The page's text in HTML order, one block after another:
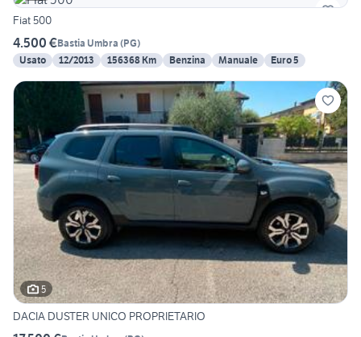
Fiat 500
4.500 €Bastia Umbra (PG)
Usato
12/2013 156368 Km Benzina Manuale Euro 5
5
DACIA DUSTER UNICO PROPRIETARIO